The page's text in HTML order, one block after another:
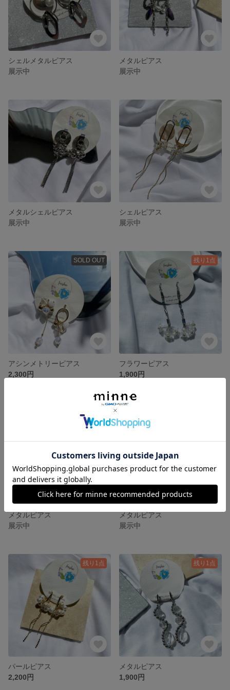
シェルメタルピアス
展示中
メタルピアス
展示中
メタルシェルピアス
展示中
シェルピアス
展示中
SOLD OUT
アシンメトリーピアス
2,300円
残り1点
フラワーピアス
1,900円
メタルピアス
展示中
メタルピアス
展示中
残り1点
パールピアス
2,200円
残り1点
メタルピアス
1,900円